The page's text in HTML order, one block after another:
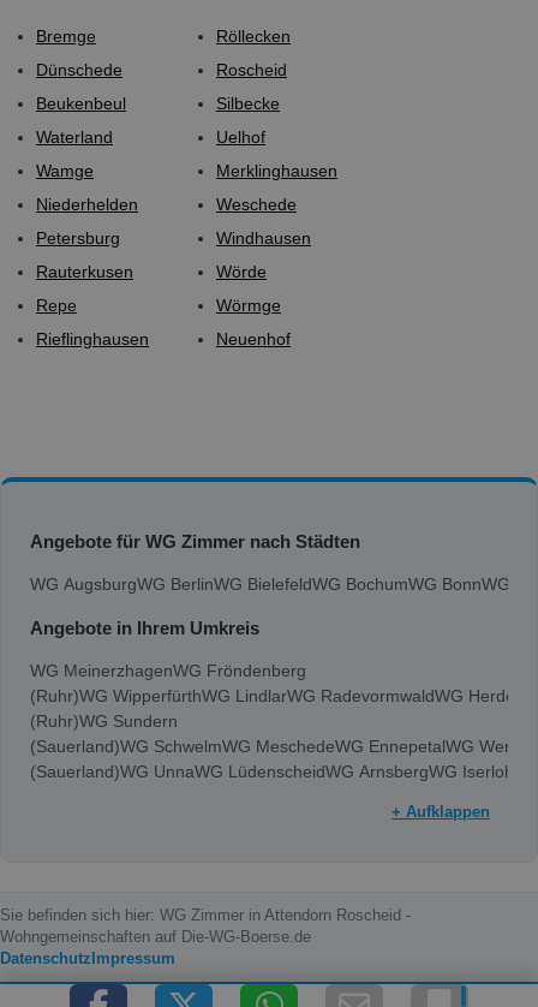
Bremge
Dünschede
Beukenbeul
Waterland
Wamge
Niederhelden
Petersburg
Rauterkusen
Repe
Rieflinghausen
Röllecken
Roscheid
Silbecke
Uelhof
Merklinghausen
Weschede
Windhausen
Wörde
Wörmge
Neuenhof
Angebote für WG Zimmer nach Städten
WG AugsburgWG BerlinWG BielefeldWG BochumWG BonnWG
Angebote in Ihrem Umkreis
WG MeinerzhagenWG Fröndenberg
(Ruhr)WG WipperfürthWG LindlarWG RadevormwaldWG
(Ruhr)WG Sundern
(Sauerland)WG SchwelmWG MeschedeWG EnnepetalWG Werl
(Sauerland)WG UnnaWG LüdenscheidWG ArnsbergWG Iserlohn
+ Aufklappen
Sie befinden sich hier: WG Zimmer in Attendorn Roscheid -
Wohngemeinschaften auf Die-WG-Boerse.de
Datenschutz Impressum